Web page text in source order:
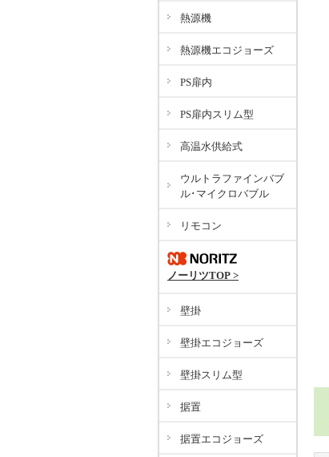
熱源機
熱源機エコジョーズ
PS扉内
PS扉内スリム型
高温水供給式
ウルトラファインバブ
ル･マイクロバブル
リモコン
ノーリツTOP >
壁掛
壁掛エコジョーズ
壁掛スリム型
据置
据置エコジョーズ